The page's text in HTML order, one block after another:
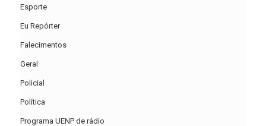
Esporte
Eu Repórter
Falecimentos
Geral
Policial
Política
Programa UENP de rádio